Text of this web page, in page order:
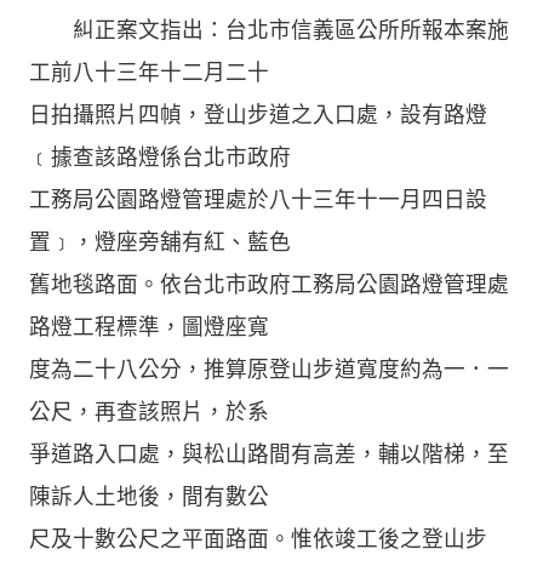
糾正案文指出：台北市信義區公所所報本案施
工前八十三年十二月二十
日拍攝照片四幀，登山步道之入口處，設有路燈
﹝據查該路燈係台北市政府
工務局公園路燈管理處於八十三年十一月四日設
置﹞，燈座旁舖有紅、藍色
舊地毯路面。依台北市政府工務局公園路燈管理處
路燈工程標準，圖燈座寬
度為二十八公分，推算原登山步道寬度約為一．一
公尺，再查該照片，於系
爭道路入口處，與松山路間有高差，輔以階梯，至
陳訴人土地後，間有數公
尺及十數公尺之平面路面。惟依竣工後之登山步